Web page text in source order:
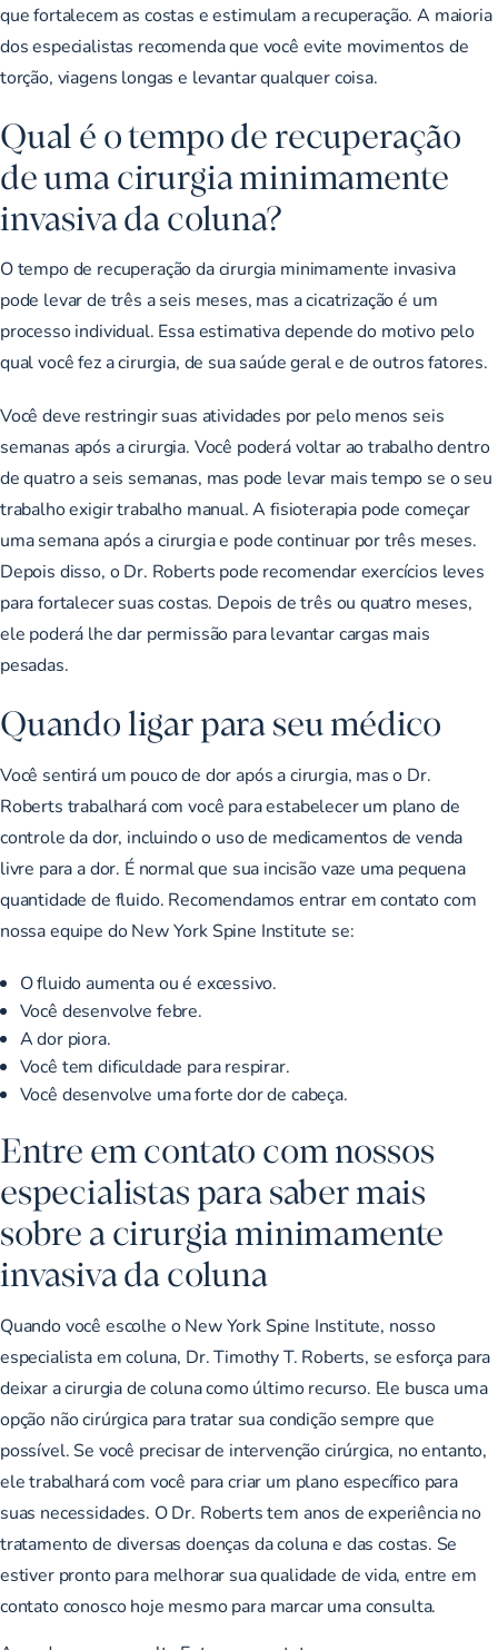
que fortalecem as costas e estimulam a recuperação. A maioria
dos especialistas recomenda que você evite movimentos de
torção, viagens longas e levantar qualquer coisa.
Qual é o tempo de recuperação
de uma cirurgia minimamente
invasiva da coluna?
O tempo de recuperação da cirurgia minimamente invasiva
pode levar de três a seis meses, mas a cicatrização é um
processo individual. Essa estimativa depende do motivo pelo
qual você fez a cirurgia, de sua saúde geral e de outros fatores.
Você deve restringir suas atividades por pelo menos seis
semanas após a cirurgia. Você poderá voltar ao trabalho dentro
de quatro a seis semanas, mas pode levar mais tempo se o seu
trabalho exigir trabalho manual. A fisioterapia pode começar
uma semana após a cirurgia e pode continuar por três meses.
Depois disso, o Dr. Roberts pode recomendar exercícios leves
para fortalecer suas costas. Depois de três ou quatro meses,
ele poderá lhe dar permissão para levantar cargas mais
pesadas.
Quando ligar para seu médico
Você sentirá um pouco de dor após a cirurgia, mas o Dr.
Roberts trabalhará com você para estabelecer um plano de
controle da dor, incluindo o uso de medicamentos de venda
livre para a dor. É normal que sua incisão vaze uma pequena
quantidade de fluido. Recomendamos entrar em contato com
nossa equipe do New York Spine Institute se:
O fluido aumenta ou é excessivo.
Você desenvolve febre.
A dor piora.
Você tem dificuldade para respirar.
Você desenvolve uma forte dor de cabeça.
Entre em contato com nossos
especialistas para saber mais
sobre a cirurgia minimamente
invasiva da coluna
Quando você escolhe o New York Spine Institute, nosso
especialista em coluna, Dr. Timothy T. Roberts, se esforça para
deixar a cirurgia de coluna como último recurso. Ele busca uma
opção não cirúrgica para tratar sua condição sempre que
possível. Se você precisar de intervenção cirúrgica, no entanto,
ele trabalhará com você para criar um plano específico para
suas necessidades. O Dr. Roberts tem anos de experiência no
tratamento de diversas doenças da coluna e das costas. Se
estiver pronto para melhorar sua qualidade de vida, entre em
contatoconosco hoje mesmopara marcar uma consulta.